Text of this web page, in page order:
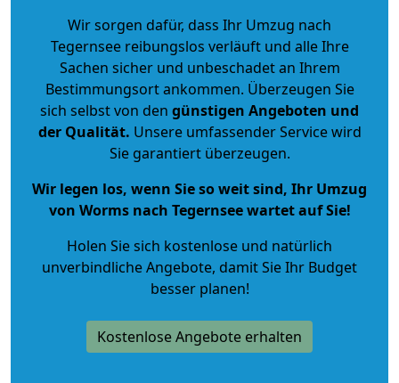
Wir sorgen dafür, dass Ihr Umzug nach
Tegernsee reibungslos verläuft und alle Ihre
Sachen sicher und unbeschadet an Ihrem
Bestimmungsort ankommen. Überzeugen Sie
sich selbst von den günstigen Angeboten und
der Qualität. Unsere umfassender Service wird
Sie garantiert überzeugen.
Wir legen los, wenn Sie so weit sind, Ihr Umzug
von Worms nach Tegernsee wartet auf Sie!
Holen Sie sich kostenlose und natürlich
unverbindliche Angebote, damit Sie Ihr Budget
besser planen!
Kostenlose Angebote erhalten